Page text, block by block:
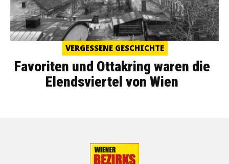
VERGESSENE GESCHICHTE
Favoriten und Ottakring waren die
Elendsviertel von Wien